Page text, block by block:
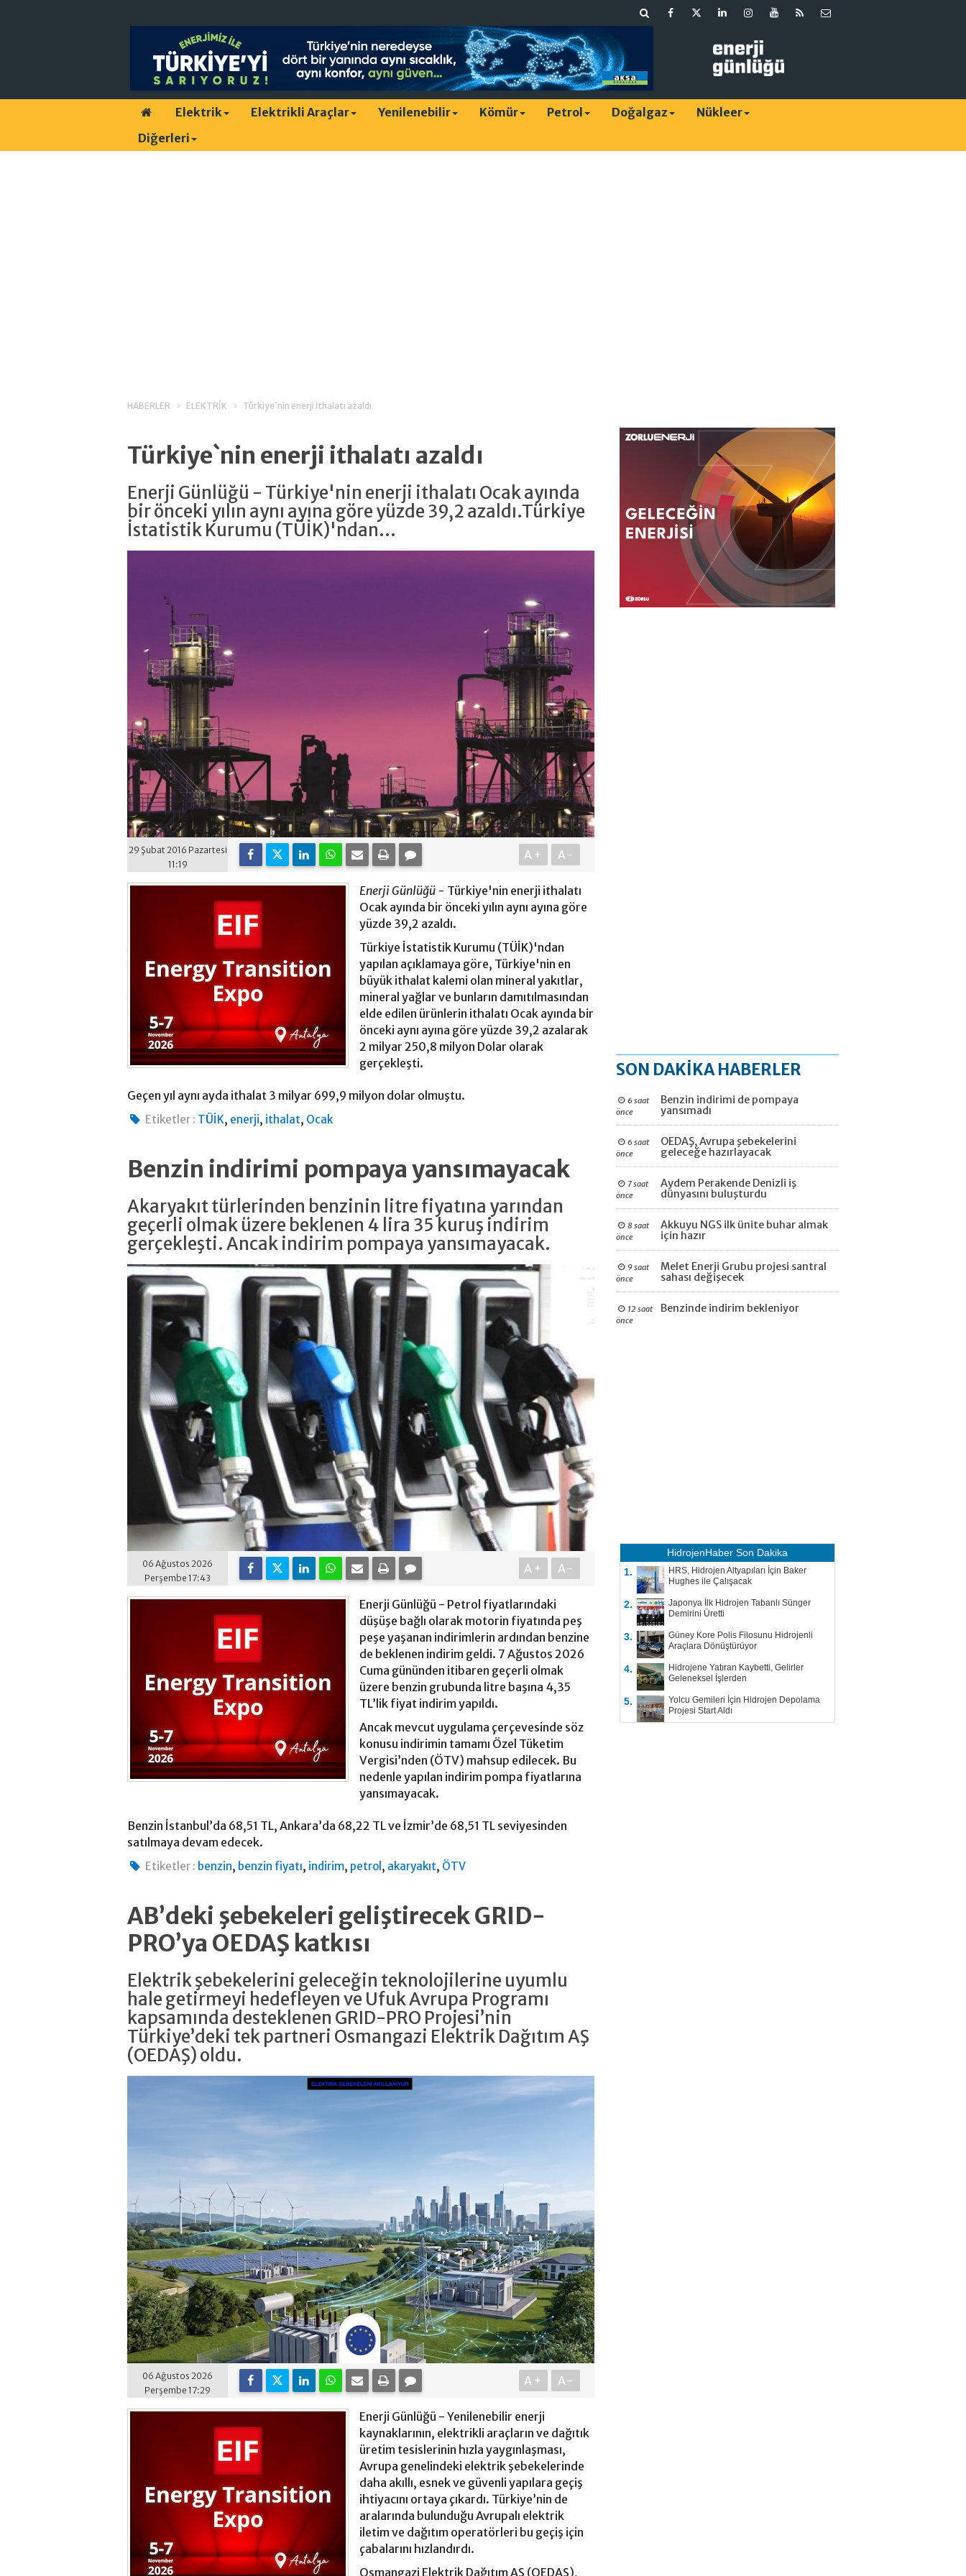
Elektrik Elektrikli Araçlar Yenilenebilir Kömür Petrol Doğalgaz
Nükleer
Diğerleri
HABERLER ELEKTRİK Türkiye`nin enerji ithalatı azaldı
Türkiye`nin enerji ithalatı azaldı
Enerji Günlüğü - Türkiye'nin enerji ithalatı Ocak ayında
bir önceki yılın aynı ayına göre yüzde 39,2 azaldı.Türkiye
İstatistik Kurumu (TÜİK)'ndan...
29 Şubat 2016 Pazartesi
11:19
A+ A-
Enerji Günlüğü - Türkiye'nin enerji ithalatı
Ocak ayında bir önceki yılın aynı ayına göre
yüzde 39,2 azaldı.
Türkiye İstatistik Kurumu (TÜİK)'ndan
yapılan açıklamaya göre, Türkiye'nin en
büyük ithalat kalemi olan mineral yakıtlar,
mineral yağlar ve bunların damıtılmasından
elde edilen ürünlerin ithalatı Ocak ayında bir
önceki aynı ayına göre yüzde 39,2 azalarak
2 milyar 250,8 milyon Dolar olarak
gerçekleşti.
Geçen yıl aynı ayda ithalat 3 milyar 699,9 milyon dolar olmuştu.
Etiketler : TÜİK, enerji, ithalat, Ocak
Benzin indirimi pompaya yansımayacak
Akaryakıt türlerinden benzinin litre fiyatına yarından
geçerli olmak üzere beklenen 4 lira 35 kuruş indirim
gerçekleşti. Ancak indirim pompaya yansımayacak.
06 Ağustos 2026
Perşembe 17:43
A+ A-
Enerji Günlüğü - Petrol fiyatlarındaki
düşüşe bağlı olarak motorin fiyatında peş
peşe yaşanan indirimlerin ardından benzine
de beklenen indirim geldi. 7 Ağustos 2026
Cuma gününden itibaren geçerli olmak
üzere benzin grubunda litre başına 4,35
TL’lik fiyat indirim yapıldı.
Ancak mevcut uygulama çerçevesinde söz
konusu indirimin tamamı Özel Tüketim
Vergisi’nden (ÖTV) mahsup edilecek. Bu
nedenle yapılan indirim pompa fiyatlarına
yansımayacak.
Benzin İstanbul’da 68,51 TL, Ankara’da 68,22 TL ve İzmir’de 68,51 TL seviyesinden
satılmaya devam edecek.
Etiketler : benzin, benzin fiyatı, indirim, petrol , akaryakıt, ÖTV
AB’deki şebekeleri geliştirecek GRID-
PRO’ya OEDAŞ katkısı
Elektrik şebekelerini geleceğin teknolojilerine uyumlu
hale getirmeyi hedefleyen ve Ufuk Avrupa Programı
kapsamında desteklenen GRID-PRO Projesi’nin
Türkiye’deki tek partneri Osmangazi Elektrik Dağıtım AŞ
(OEDAŞ) oldu.
06 Ağustos 2026
Perşembe 17:29
A+ A-
Enerji Günlüğü - Yenilenebilir enerji
kaynaklarının, elektrikli araçların ve dağıtık
üretim tesislerinin hızla yaygınlaşması,
Avrupa genelindeki elektrik şebekelerinde
daha akıllı, esnek ve güvenli yapılara geçiş
ihtiyacını ortaya çıkardı. Türkiye’nin de
aralarında bulunduğu Avrupalı elektrik
iletim ve dağıtım operatörleri bu geçiş için
çabalarını hızlandırdı.
Osmangazi Elektrik Dağıtım AŞ (OEDAŞ),
SON DAKİKA HABERLER
6 saat
önce
Benzin indirimi de pompaya
yansımadı
6 saat
önce
OEDAŞ, Avrupa şebekelerini
geleceğe hazırlayacak
7 saat
önce
Aydem Perakende Denizli iş
dünyasını buluşturdu
8 saat
önce
Akkuyu NGS ilk ünite buhar almak
için hazır
9 saat
önce
Melet Enerji Grubu projesi santral
sahası değişecek
12 saat
önce
Benzinde indirim bekleniyor
HidrojenHaber Son Dakika
1.
HRS, Hidrojen Altyapıları İçin Baker
Hughes ile Çalışacak
2.
Japonya İlk Hidrojen Tabanlı Sünger
Demirini Üretti
3.
Güney Kore Polis Filosunu Hidrojenli
Araçlara Dönüştürüyor
4.
Hidrojene Yatıran Kaybetti, Gelirler
Geleneksel İşlerden
5.
Yolcu Gemileri İçin Hidrojen Depolama
Projesi Start Aldı